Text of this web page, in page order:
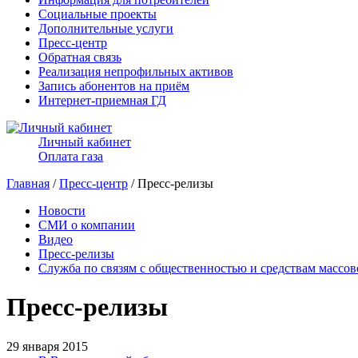
Социальные проекты
Дополнительные услуги
Пресс-центр
Обратная связь
Реализация непрофильных активов
Запись абонентов на приём
Интернет-приемная ГД
Личный кабинет
Оплата газа
Главная /Пресс-центр / Пресс-релизы
Новости
СМИ о компании
Видео
Пресс-релизы
Служба по связям с общественностью и средствам
Пресс-релизы
29 января 2015